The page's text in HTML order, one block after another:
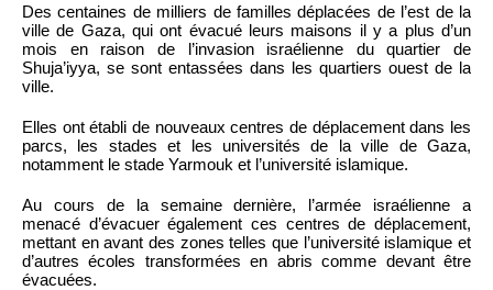
Des centaines de milliers de familles déplacées de l’est de la
ville de Gaza, qui ont évacué leurs maisons il y a plus d’un
mois en raison de l’invasion israélienne du quartier de
Shuja’iyya, se sont entassées dans les quartiers ouest de la
ville.
Elles ont établi de nouveaux centres de déplacement dans les
parcs, les stades et les universités de la ville de Gaza,
notamment le stade Yarmouk et l’université islamique.
Au cours de la semaine dernière, l’armée israélienne a
menacé d’évacuer également ces centres de déplacement,
mettant en avant des zones telles que l’université islamique et
d’autres écoles transformées en abris comme devant être
évacuées.